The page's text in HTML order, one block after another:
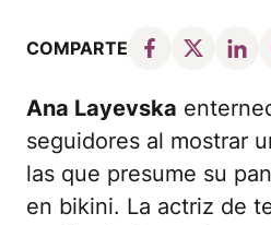
COMPARTE
Ana Layevska
seguidores al mostrar
las que presume su
en bikini. La actriz de